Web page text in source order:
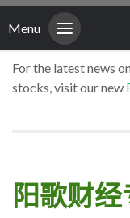
Menu
For the latest news
stocks, visit our new
阳歌财